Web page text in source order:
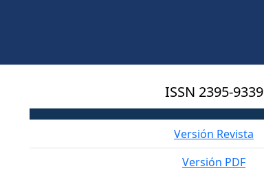
ISSN 2395-9339
Versión Revista
Versión PDF